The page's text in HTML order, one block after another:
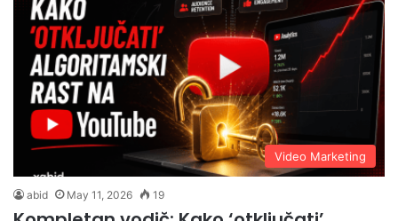
Video Marketing
abid May 11, 2026 19